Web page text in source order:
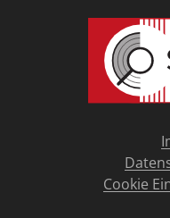
Cookie